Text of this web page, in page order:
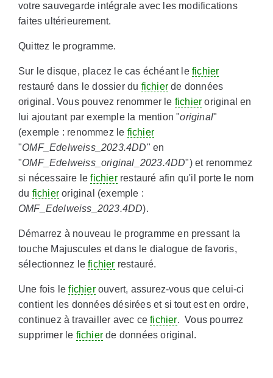
votre sauvegarde intégrale avec les modifications
faites ultérieurement.
Quittez le programme.
Sur le disque, placez le cas échéant le fichier
restauré dans le dossier du fichierde données
original. Vous pouvez renommer le fichier original en
lui ajoutant par exemple la mention "original"
(exemple : renommez le fichier
"OMF_Edelweiss_2023.4DD" en
"OMF_Edelweiss_original_2023.4DD") et renommez
si nécessaire lefichierrestauré afin qu'il porte le nom
du fichieroriginal (exemple :
OMF_Edelweiss_2023.4DD).
Démarrez à nouveau le programme en pressant la
touche Majuscules et dans le dialogue de favoris,
sélectionnez lefichier restauré.
Une fois lefichierouvert, assurez-vous que celui-ci
contient les données désirées et si tout est en ordre,
continuez à travailler avec cefichier. Vous pourrez
supprimer le fichierde données original.